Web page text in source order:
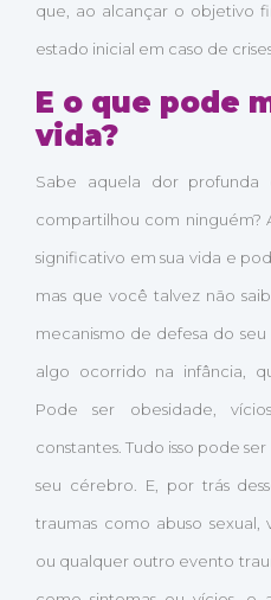
que, ao alcançar o objetivo
estado inicial em caso de
E o que pode
vida?
Sabe aquela dor
compartilhou com
significativo em sua vida e
mas que você talvez não
mecanismo de defesa do
algo ocorrido na infância,
Pode ser obesidade,
constantes. Tudo isso pode
seu cérebro. E, por trás
traumas como abuso sexual,
ou qualquer outro evento